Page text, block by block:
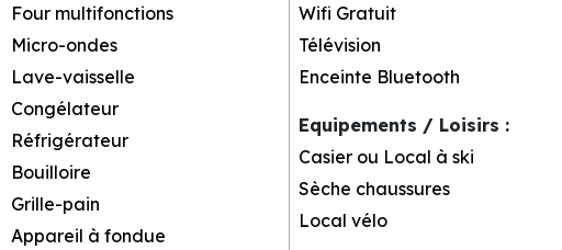
Four multifonctions
Micro-ondes
Lave-vaisselle
Congélateur
Réfrigérateur
Bouilloire
Grille-pain
Appareil à fondue
Wifi Gratuit
Télévision
Enceinte Bluetooth
Equipements / Loisirs :
Casier ou Local à ski
Sèche chaussures
Local vélo